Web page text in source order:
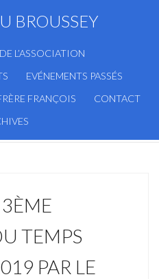
BROUSSEY
L’ASSOCIATION
EVÉNEMENTS PASSÉS
FRANÇOIS
CONTACT
TEMPS
PAR LE